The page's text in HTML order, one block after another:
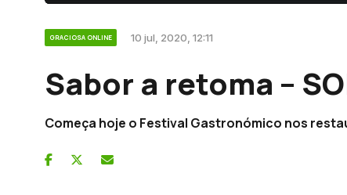
GRACIOSA ONLINE 10 jul, 2020, 12:11
Sabor a retoma –
Começa hoje o Festival Gastronómico nos